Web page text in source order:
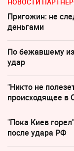
Пригожин: не
деньгами
По бежавшему
удар
"Никто не
происходящее в
"Пока Киев
после удара РФ